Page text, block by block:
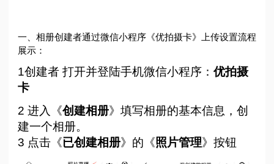
一、相册创建者通过微信小程序《优拍摄卡》上传设置流程
展示：
1创建者 打开并登陆手机微信小程序： 优拍摄
卡
2 进入《创建相册》填写相册的基本信息，创
建一个相册。
3 点击《已创建相册》的《照片管理》按钮